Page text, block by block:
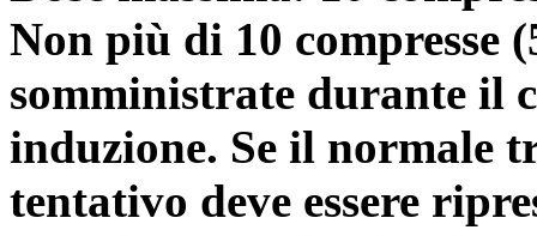
Non più di 10 compresse
somministrate durante il
induzione. Se il normale
tentativo deve essere